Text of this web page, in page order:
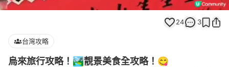
Loaded
100.00%
Unmute
24 3
台灣攻略
烏來旅行攻略！🏞️靚景美食全攻略！😋